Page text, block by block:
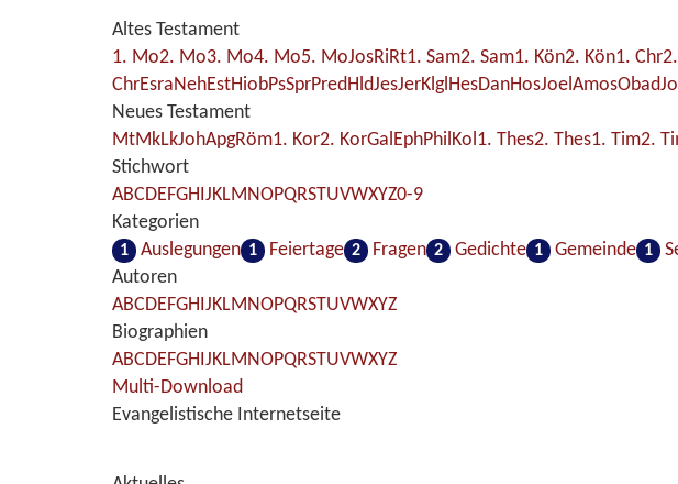
Altes Testament
1. Mo2. Mo3. Mo4. Mo5. MoJosRiRt1. Sam2. Sam1. Kön2. Kön1. Chr2.
ChrEsraNehEstHiobPsSprPredHldJesJerKlglHesDanHosJoelAmosObad
Neues Testament
MtMkLkJohApgRöm1. Kor2. KorGalEphPhilKol1. Thes2. Thes1. Tim2.
Stichwort
ABCDEFGHIJKLMNOPQRSTUVWXYZ0-9
Kategorien
1 Auslegungen 1 Feiertage 2 Fragen 2 Gedichte 1 Gemeinde 1
Autoren
ABCDEFGHIJKLMNOPQRSTUVWXYZ
Biographien
ABCDEFGHIJKLMNOPQRSTUVWXYZ
Multi-Download
Evangelistische Internetseite